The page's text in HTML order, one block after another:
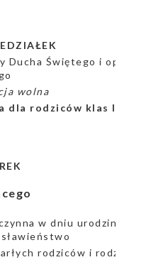
Ducha Świętego i opiekę
wolna
dla rodziców klas IV –
w dniu urodzin Anny i
rodziców i rodzeństwo